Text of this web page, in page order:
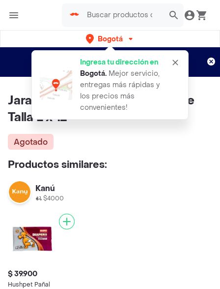
Bogotá
Ingresa tu dirección en
Bogotá. Mejor servicio,
entregas más rápidas y
los precios más
convenientes!
envíos gratis por semanas
Aplican TyC
Jaramillo Pets Pañal Desechable
Talla L x 12
Agotado
Productos similares:
Kanú
$4000
$ 39.900
Hushpet Pañal